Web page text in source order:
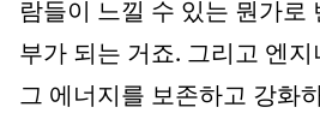
람들이 느낄 수 있는 뭔가로
부가 되는 거죠. 그리고 엔
그 에너지를 보존하고 강화